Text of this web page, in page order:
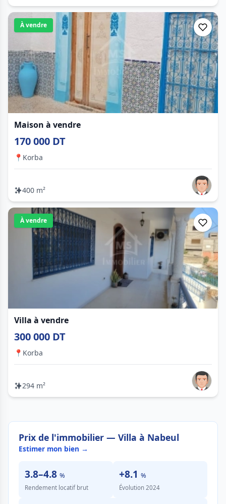
À vendre
Maison à vendre
170 000 DT
📍 Korba
400 m²
À vendre
Villa à vendre
300 000 DT
📍 Korba
294 m²
Prix de l'immobilier — Villa à Nabeul
Estimer mon bien →
3.8–4.8 %
Rendement locatif brut
+8.1 %
Évolution 2024